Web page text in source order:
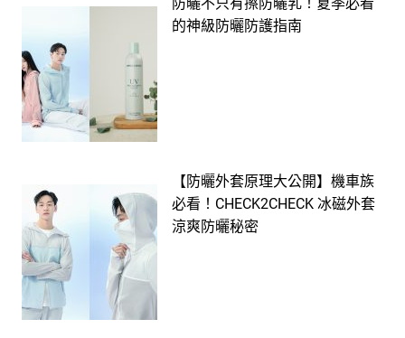
的神級防曬防護指南
【防曬外套原理大公開】機車族
必看！CHECK2CHECK 冰磁外套
涼爽防曬秘密